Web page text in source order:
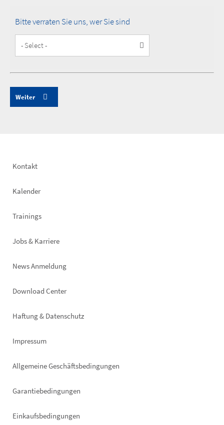
Bitte verraten Sie uns, wer Sie sind
Type
Footer
Kontakt
Kalender
Trainings
Jobs & Karriere
News Anmeldung
Footer
Download Center
Haftung & Datenschutz
Impressum
Allgemeine Geschäftsbedingungen
Garantiebedingungen
Einkaufsbedingungen